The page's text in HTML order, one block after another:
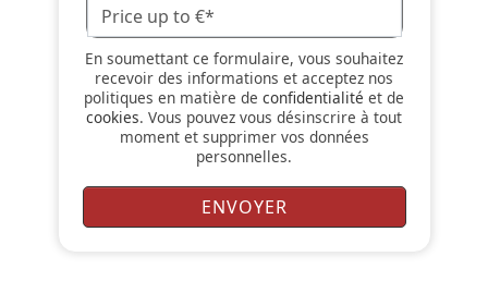
En soumettant ce formulaire, vous souhaitez
recevoir des informations et acceptez nos
politiques en matière de confidentialité et de
cookies. Vous pouvez vous désinscrire à tout
moment et supprimer vos données
personnelles.